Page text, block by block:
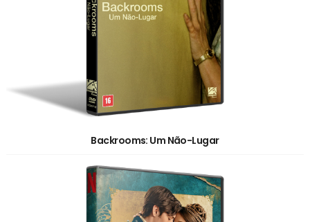
Backrooms: Um Não-Lugar